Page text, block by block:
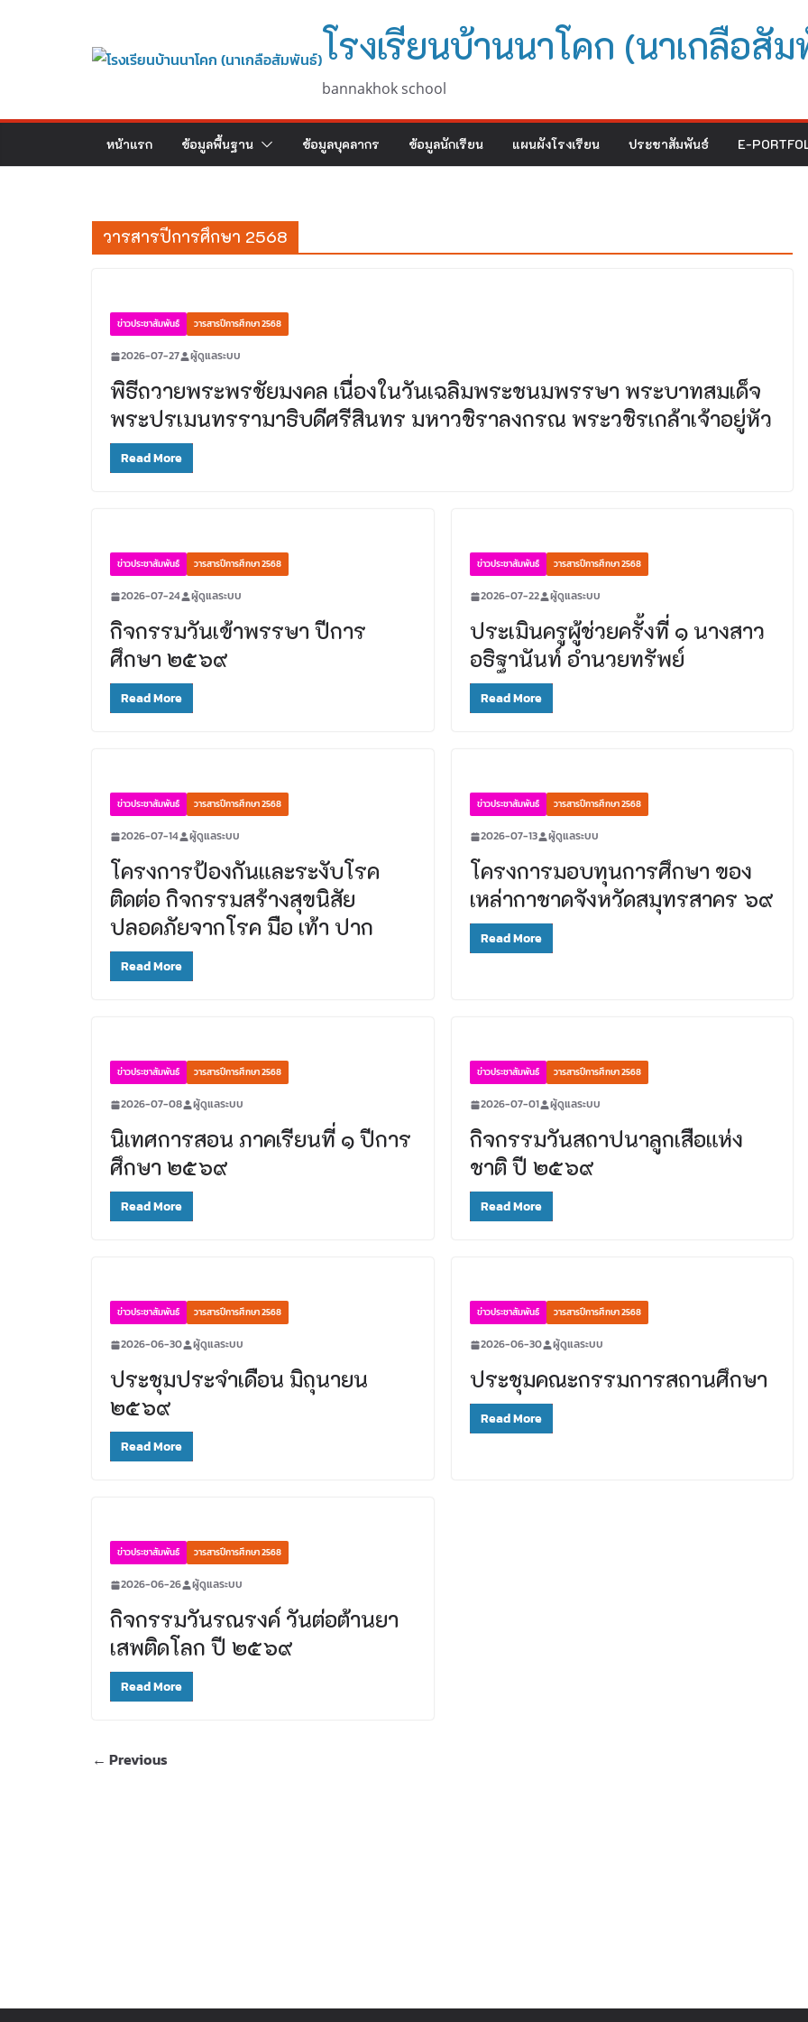
โรงเรียนบ้านนาโคก (นาเกลือสั
bannakhok school
หน้าแรก ข้อมูลพื้นฐาน ข้อมูลบุคลากร ข้อมูลนักเรียน แผนผังโรงเรียน ประชาสัมพันธ์ E-
วารสารปีการศึกษา 2568
ข่าวประชาสัมพันธ์ วารสารปีการศึกษา 2568
2026-07-27 ผู้ดูแลระบบ
พิธีถวายพระพรชัยมงคล เนื่องในวันเฉลิมพระชนมพรรษา พระบาทสมเด็จ
พระปรเมนทรรามาธิบดีศรีสินทร มหาวชิราลงกรณ พระวชิรเกล้าเจ้าอยู่หัว
Read More
ข่าวประชาสัมพันธ์ วารสารปีการศึกษา 2568
2026-07-24 ผู้ดูแลระบบ
กิจกรรมวันเข้าพรรษา ปีการ
ศึกษา ๒๕๖๙
Read More
ข่าวประชาสัมพันธ์ วารสารปีการศึกษา 2568
2026-07-22 ผู้ดูแลระบบ
ประเมินครูผู้ช่วยครั้งที่ ๑ นางสาว
อธิฐานันท์ อำนวยทรัพย์
Read More
ข่าวประชาสัมพันธ์ วารสารปีการศึกษา 2568
2026-07-14 ผู้ดูแลระบบ
โครงการป้องกันและระงับโรค
ติดต่อ กิจกรรมสร้างสุขนิสัย
ปลอดภัยจากโรค มือ เท้า ปาก
Read More
ข่าวประชาสัมพันธ์ วารสารปีการศึกษา 2568
2026-07-13 ผู้ดูแลระบบ
โครงการมอบทุนการศึกษา ของ
เหล่ากาชาดจังหวัดสมุทรสาคร ๖๙
Read More
ข่าวประชาสัมพันธ์ วารสารปีการศึกษา 2568
2026-07-08 ผู้ดูแลระบบ
นิเทศการสอน ภาคเรียนที่ ๑ ปีการ
ศึกษา ๒๕๖๙
Read More
ข่าวประชาสัมพันธ์ วารสารปีการศึกษา 2568
2026-07-01 ผู้ดูแลระบบ
กิจกรรมวันสถาปนาลูกเสือแห่ง
ชาติ ปี ๒๕๖๙
Read More
ข่าวประชาสัมพันธ์ วารสารปีการศึกษา 2568
2026-06-30 ผู้ดูแลระบบ
ประชุมประจำเดือน มิถุนายน
๒๕๖๙
Read More
ข่าวประชาสัมพันธ์ วารสารปีการศึกษา 2568
2026-06-30 ผู้ดูแลระบบ
ประชุมคณะกรรมการสถานศึกษา
Read More
ข่าวประชาสัมพันธ์ วารสารปีการศึกษา 2568
2026-06-26 ผู้ดูแลระบบ
กิจกรรมวันรณรงค์ วันต่อต้านยา
เสพติดโลก ปี ๒๕๖๙
Read More
← Previous